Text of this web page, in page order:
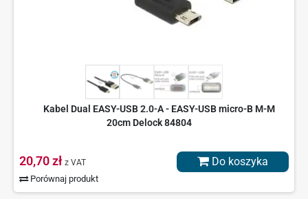
Kabel Dual EASY-USB 2.0-A - EASY-USB micro-B M-M
20cm Delock 84804
20,70 zł z VAT
Porównaj produkt
Do koszyka